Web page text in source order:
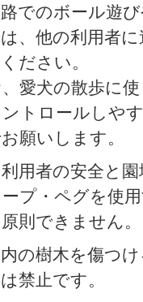
でのボール遊
、他の利用者
ださい。
愛犬の散歩に
トロールしや
願いします。
用者の安全と
プ・ペグを使
則できません。
の樹木を傷つ
禁止です。